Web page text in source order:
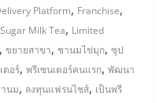
Platform, Franchise,
Milk Tea, Limited
,ขยายสาขา, ชานมไข่มุก,ซุป
ตอร์,พรีเซนเตอร์คนแรก,พัฒนา
นม, ลงทุนแฟรนไชส์, เป็นพรี